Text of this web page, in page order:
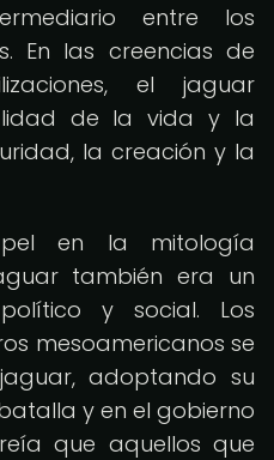
entre los
En las creencias de
el jaguar
de la vida y la
la creación y la
en la mitología
también era un
y social. Los
mesoamericanos se
adoptando su
y en el gobierno
que aquellos que